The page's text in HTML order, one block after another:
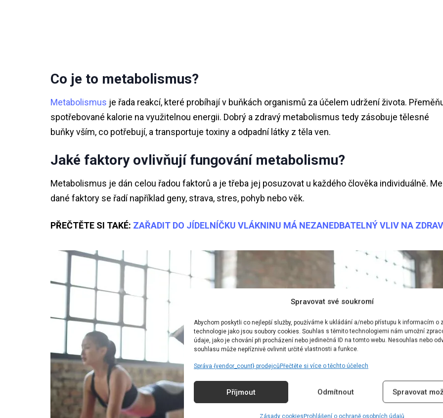
Spravovat své soukromí
Abychom poskytli co nejlepší služby, používáme k ukládání a/nebo přístupu k informacím o
technologie jako jsou soubory cookies. Souhlas s těmito technologiemi nám umožní
údaje, jako je chování při procházení nebo jedinečná ID na tomto webu. Nesouhlas nebo
souhlasu může nepříznivě ovlivnit určité vlastnosti a funkce.
Správa {vendor_count} prodejcůPřečtěte si více o těchto účelech
Příjmout Odmítnout Spravovat
Zásady cookiesProhlášení o ochraně osobních údajů
Co je to metabolismus?
Metabolismus je řada reakcí, které probíhají v buňkách organismů za účelem udržení života.
spotřebované kalorie na využitelnou energii. Dobrý a zdravý metabolismus tedy zásobuje tělesné
buňky vším, co potřebují, a transportuje toxiny a odpadní látky z těla ven.
Jaké faktory ovlivňují fungování metabolismu?
Metabolismus je dán celou řadou faktorů a je třeba jej posuzovat u každého člověka individuálně.
dané faktory se řadí například geny, strava, stres, pohyb nebo věk.
PŘEČTĚTE SI TAKÉ: ZAŘADIT DO JÍDELNÍČKU VLÁKNINU MÁ NEZANEDBATELNÝ VLIV NA